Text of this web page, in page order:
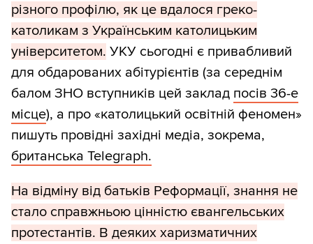
різного профілю, як це вдалося греко-
католикам з Українським католицьким
університетом. УКУ сьогодні є привабливий
для обдарованих абітурієнтів (за середнім
балом ЗНО вступників цей заклад посів 36-е
місце), а про «католицький освітній феномен»
пишуть провідні західні медіа, зокрема,
британська Telegraph.
На відміну від батьків Реформації, знання не
стало справжньою цінністю євангельських
протестантів. В деяких харизматичних